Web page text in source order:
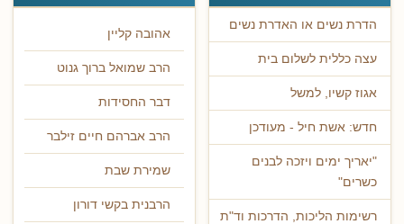
הדרת נשים או האדרת נשים
עצה כללית לשלום בית
אגוז קשיו, למשל
חדש: אשת חיל - מעודכן
"יאריך ימים ויזכה לבנים
כשרים"
רשימות הליכות, הדרכות וד"ת
אהובה קליין
הרב שמואל ברוך גנוט
דבר החסידות
הרב אברהם חיים זילבר
שמירת שבת
הרבנית בקשי דורון